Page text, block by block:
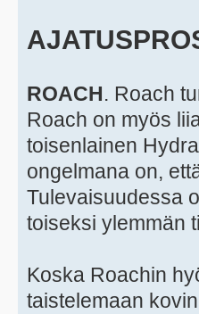
ROACH. Roach
Roach on myös
toisenlainen
ongelmana on,
Tulevaisuudessa
toiseksi ylemmän
Koska Roachin
taistelemaan